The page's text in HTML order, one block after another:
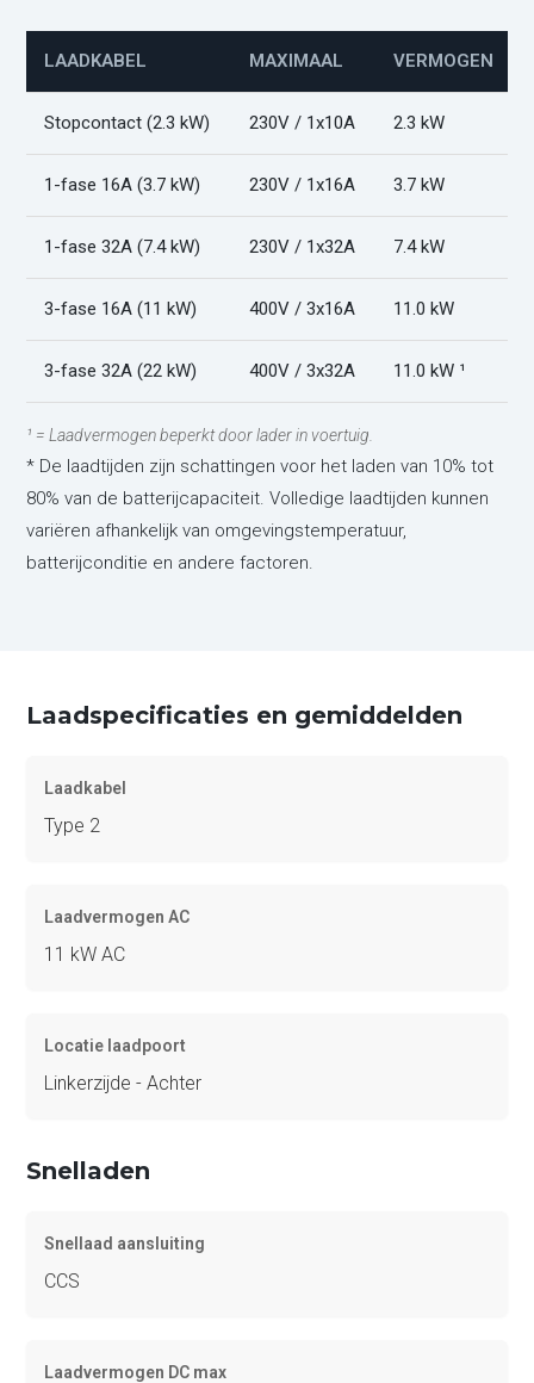
LAADKABEL MAXIMAAL VERMOGEN
Stopcontact (2.3 kW) 230V / 1x10A 2.3 kW
1-fase 16A (3.7 kW) 230V / 1x16A 3.7 kW
1-fase 32A (7.4 kW) 230V / 1x32A 7.4 kW
3-fase 16A (11 kW) 400V / 3x16A 11.0 kW
3-fase 32A (22 kW) 400V / 3x32A 11.0 kW ¹
¹ = Laadvermogen beperkt door lader in voertuig.
* De laadtijden zijn schattingen voor het laden van 10% tot
80% van de batterijcapaciteit. Volledige laadtijden kunnen
variëren afhankelijk van omgevingstemperatuur,
batterijconditie en andere factoren.
Laadspecificaties en gemiddelden
Laadkabel
Type 2
Laadvermogen AC
11 kW AC
Locatie laadpoort
Linkerzijde - Achter
Snelladen
Snellaad aansluiting
CCS
Laadvermogen DC max